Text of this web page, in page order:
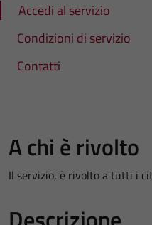
Accedi al servizio
Condizioni di servizio
Contatti
A chi è rivolto
Il servizio, è rivolto a tutti i